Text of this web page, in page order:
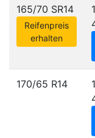
165/70 SR14
Reifenpreis
erhalten
170/65 R14